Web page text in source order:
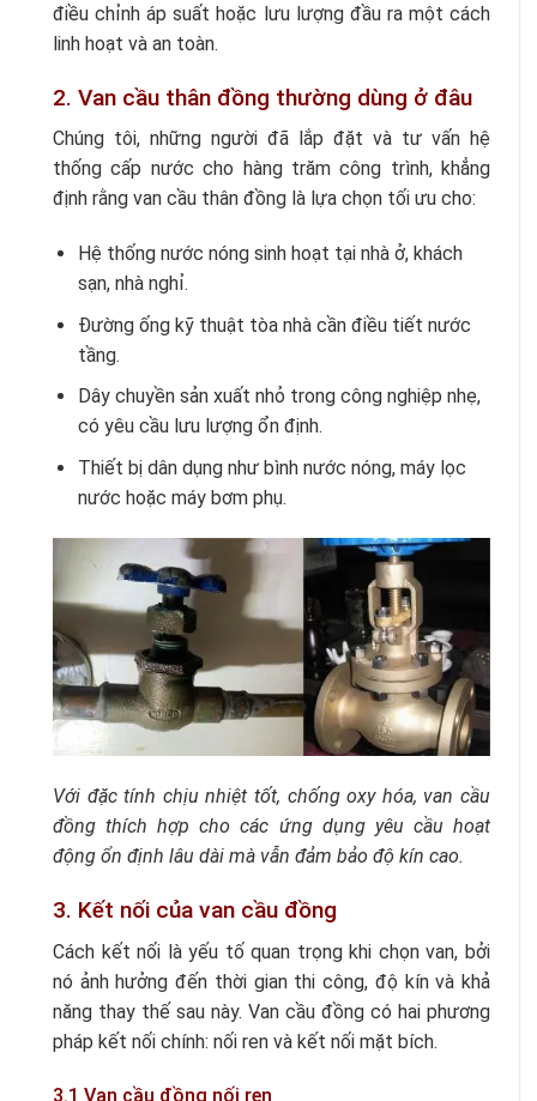
điều chỉnh áp suất hoặc lưu lượng đầu ra một cách
linh hoạt và an toàn.
2. Van cầu thân đồng thường dùng ở đâu
Chúng tôi, những người đã lắp đặt và tư vấn hệ
thống cấp nước cho hàng trăm công trình, khẳng
định rằng van cầu thân đồng là lựa chọn tối ưu cho:
Hệ thống nước nóng sinh hoạt tại nhà ở, khách
sạn, nhà nghỉ.
Đường ống kỹ thuật tòa nhà cần điều tiết nước
tầng.
Dây chuyền sản xuất nhỏ trong công nghiệp nhẹ,
có yêu cầu lưu lượng ổn định.
Thiết bị dân dụng như bình nước nóng, máy lọc
nước hoặc máy bơm phụ.
Với đặc tính chịu nhiệt tốt, chống oxy hóa, van cầu
đồng thích hợp cho các ứng dụng yêu cầu hoạt
động ổn định lâu dài mà vẫn đảm bảo độ kín cao.
3. Kết nối của van cầu đồng
Cách kết nối là yếu tố quan trọng khi chọn van, bởi
nó ảnh hưởng đến thời gian thi công, độ kín và khả
năng thay thế sau này. Van cầu đồng có hai phương
pháp kết nối chính: nối ren và kết nối mặt bích.
3.1 Van cầu đồng nối ren